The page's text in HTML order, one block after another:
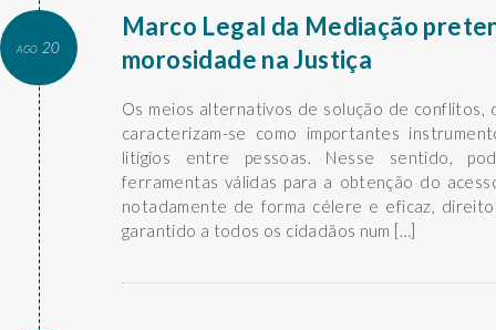
ago 20
Marco Legal da Mediação
morosidade na Justiça
Os meios alternativos de solução de conflitos,
caracterizam-se como importantes
litígios entre pessoas. Nesse sentido,
ferramentas válidas para a obtenção do
notadamente de forma célere e eficaz,
garantido a todos os cidadãos num […]